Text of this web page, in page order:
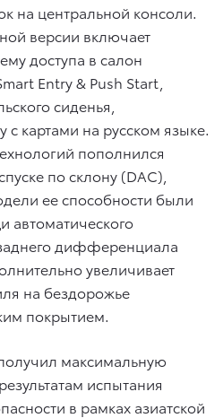
на центральной консоли.
версии включает
доступа в салон
Entry & Push Start,
сиденья,
с картами на русском языке.
пополнился
по склону (DAC),
ее способности были
дифференциала
увеличивает
на бездорожье
покрытием.
максимальную
испытания
в рамках азиатской